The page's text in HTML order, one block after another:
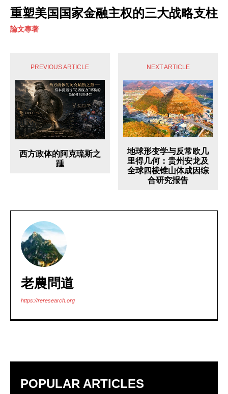
重塑美国国家金融主权的三大战略支柱
論文專著
PREVIOUS ARTICLE
西方政体的阿克琉斯之
踵
NEXT ARTICLE
地球形变学与反常欧几
里得几何：贵州安龙及
全球四棱锥山体成因综
合研究报告
老農問道
https://reresearch.org
POPULAR ARTICLES